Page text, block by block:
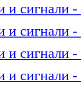
сигнали -
сигнали -
сигнали -
сигнали -